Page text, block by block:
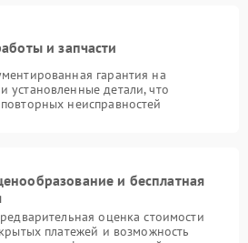
и запчасти
гарантия на
установленные детали, что
неисправностей
и бесплатная
оценка стоимости
платежей и возможность